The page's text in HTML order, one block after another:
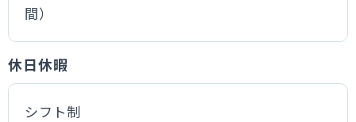
間）
休日休暇
シフト制